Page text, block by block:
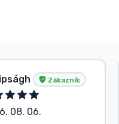
Zákazník
08. 06.